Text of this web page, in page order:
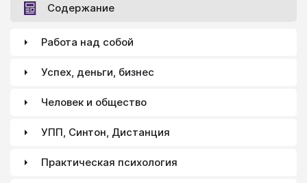
Содержание
Работа над собой
Успех, деньги, бизнес
Человек и общество
УПП, Синтон, Дистанция
Практическая психология